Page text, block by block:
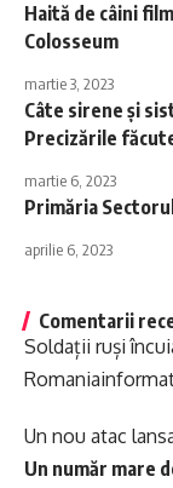
Haită de câini
Colosseum
martie 3, 2023
Câte sirene și
Precizările
martie 6, 2023
Primăria
aprilie 6, 2023
Comentarii
Soldații ruși
Un nou atac
Un număr mare